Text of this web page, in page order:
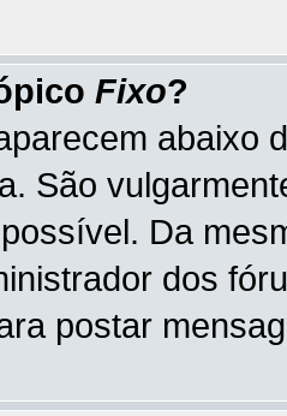
Fixo?
abaixo
São
Da
dos
postar